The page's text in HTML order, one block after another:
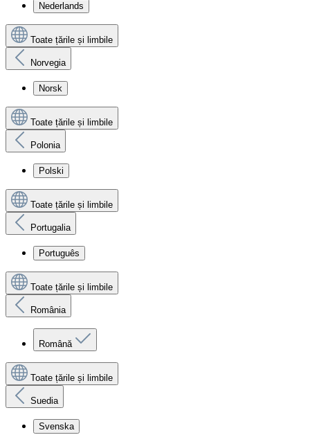
Nederlands
Toate țările și limbile
Norvegia
Norsk
Toate țările și limbile
Polonia
Polski
Toate țările și limbile
Portugalia
Português
Toate țările și limbile
România
Română
Toate țările și limbile
Suedia
Svenska